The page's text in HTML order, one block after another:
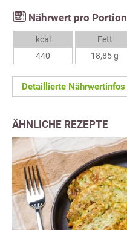
Nährwert pro Portion
kcal
440
Fett
18,85 g
Detaillierte Nährwertinfos
ÄHNLICHE REZEPTE